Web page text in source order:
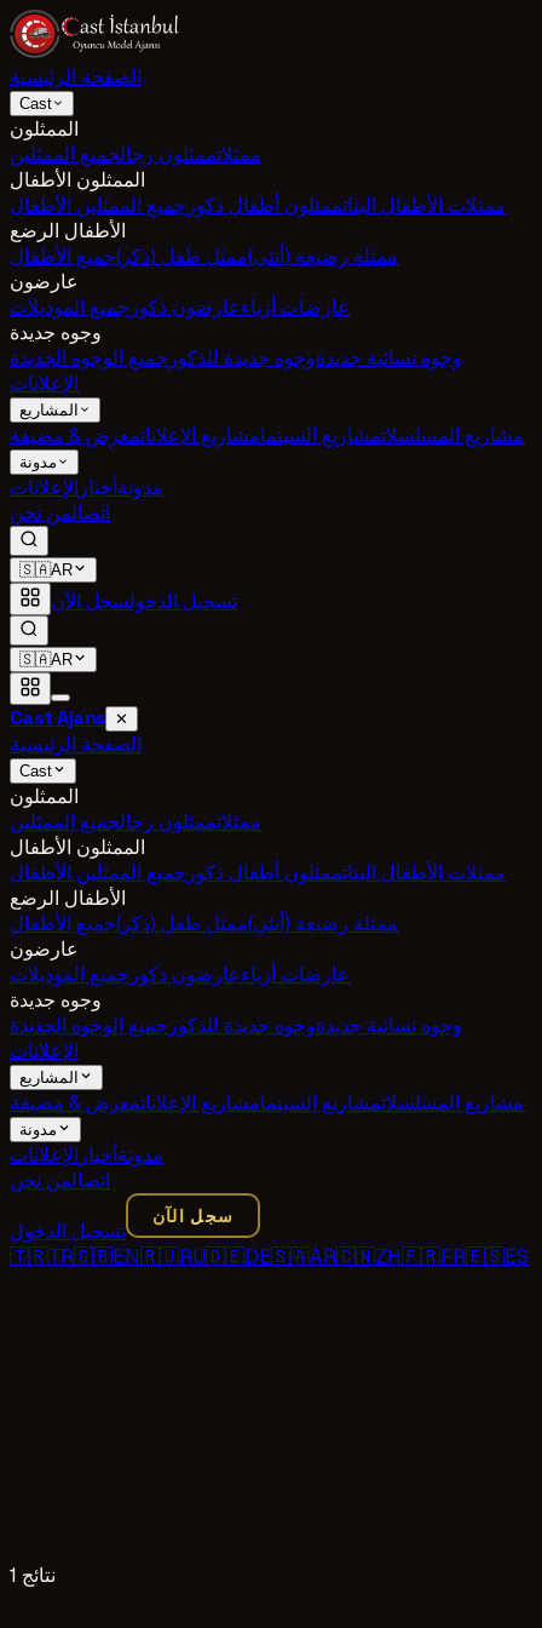
الصفحة الرئيسية
Cast
الممثلون
ممثلاتممثلون رجالجميع الممثلين
الممثلون الأطفال
ممثلات الأطفال البناتممثلون أطفال ذكور جميع الممثلين الأطفال
الأطفال الرضع
ممثلة رضيعة (أنثى)ممثل طفل (ذكر)جميع الأطفال
عارضون
عارضات أزياءعارضون ذكور جميع الموديلات
وجوه جديدة
وجوه نسائية جديدةوجوه جديدة للذكور جميع الوجوه الجديدة
الإعلانات
المشاريع
مشاريع المسلسلاتمشاريع السينمامشاريع الإعلاناتمعرض & مضيفة
مدونة
مدونةأخبار الإعلانات
اتصالمن نحن
🇸🇦AR
تسجيل الدخولسجل الآن
🇸🇦AR
Cast Ajans ✕
الصفحة الرئيسية
Cast
الممثلون
ممثلاتممثلون رجالجميع الممثلين
الممثلون الأطفال
ممثلات الأطفال البناتممثلون أطفال ذكور جميع الممثلين الأطفال
الأطفال الرضع
ممثلة رضيعة (أنثى)ممثل طفل (ذكر)جميع الأطفال
عارضون
عارضات أزياءعارضون ذكور جميع الموديلات
وجوه جديدة
وجوه نسائية جديدةوجوه جديدة للذكور جميع الوجوه الجديدة
الإعلانات
المشاريع
مشاريع المسلسلاتمشاريع السينمامشاريع الإعلاناتمعرض & مضيفة
مدونة
مدونةأخبار الإعلانات
اتصالمن نحن
تسجيل الدخول
سجل الآن
🇹🇷TR🇬🇧EN🇷🇺RU🇩🇪DE🇸🇦AR🇨🇳ZH🇫🇷FR🇪🇸ES
1 نتائج